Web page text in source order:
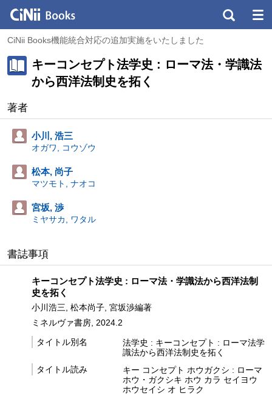
CiNii Books機能統合対応の追加実施をいたしました
キーコンセプト法学史 : ローマ法・学識法
から西洋法制史を拓く
著者
小川, 浩三
オガワ, コウゾウ
松本, 尚子
マツモト, ナオコ
宮坂, 渉
ミヤサカ, ワタル
書誌事項
キーコンセプト法学史 : ローマ法・学識法から西洋法制
史を拓く
小川浩三, 松本尚子, 宮坂渉編著
ミネルヴァ書房, 2024.2
タイトル別名
法学史 : キーコンセプト : ローマ法学
識法から西洋法制史を拓く
タイトル読み
キー コンセプト ホウガクシ : ローマ
ホウ・ガクシキ ホウ カラ セイヨウ
ホウセイシ オ ヒラク